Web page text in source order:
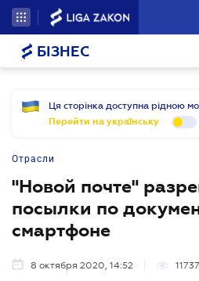
БІЗНЕС
Ця сторінка доступна рідною
Перейти на українську
Отрасли
"Новой почте"
посылки по
смартфоне
8 октября 2020, 14:52 11737